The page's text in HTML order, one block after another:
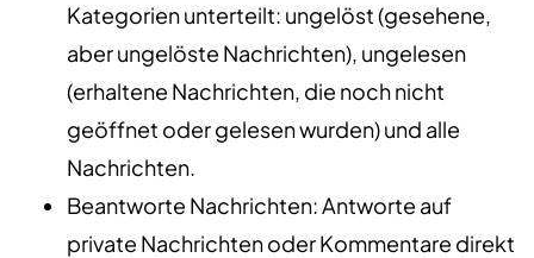
Kategorien unterteilt: ungelöst (gesehene,
aber ungelöste Nachrichten), ungelesen
(erhaltene Nachrichten, die noch nicht
geöffnet oder gelesen wurden) und alle
Nachrichten.
Beantworte Nachrichten: Antworte auf
private Nachrichten oder Kommentare direkt